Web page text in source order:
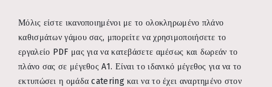
Μόλις είστε ικανοποιημένοι με το ολοκληρωμένο πλάνο
καθισμάτων γάμου σας, μπορείτε να χρησιμοποιήσετε το
εργαλείο PDF μας για να κατεβάσετε αμέσως και δωρεάν το
πλάνο σας σε μέγεθος A1. Είναι το ιδανικό μέγεθος για να το
εκτυπώσει η ομάδα catering και να το έχει αναρτημένο στον